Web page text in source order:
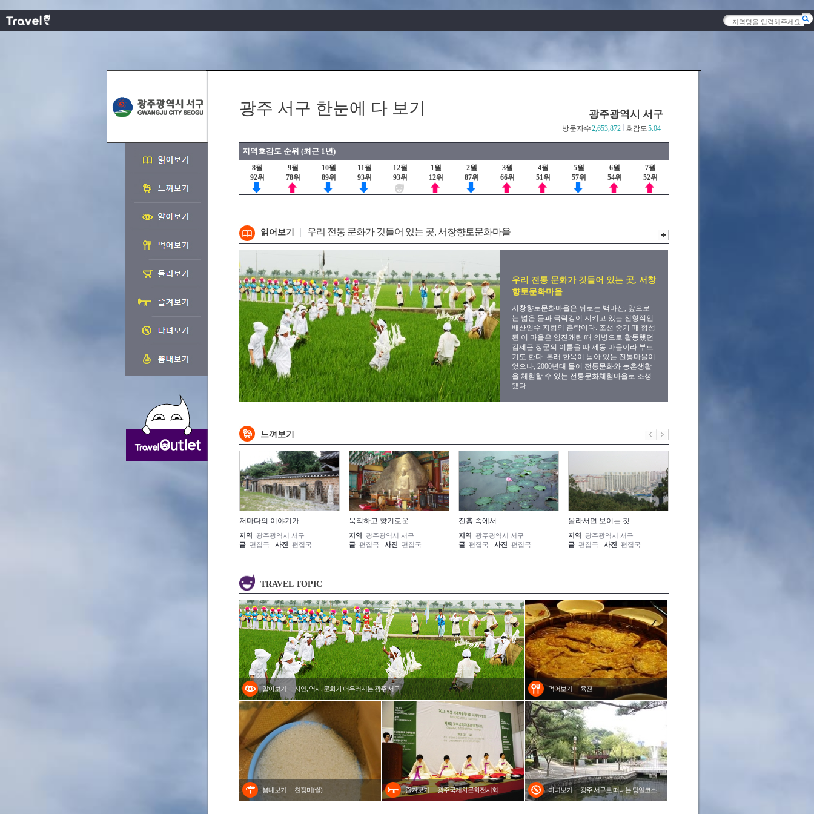
광주 서구 한눈에 다 보기 광주광역시 서구
호감도5.04
방문자수2,653,872
지역호감도 순위 (최근 1년)
8월
92위
9월
78위
10월
89위
11월
93위
12월
93위
1월
12위
2월
87위
3월
66위
4월
51위
5월
57위
6월
54위
7월
52위
읽어보기 우리 전통 문화가 깃들어 있는 곳, 서창향토문화마을
우리 전통 문화가 깃들어 있는 곳, 서창
향토문화마을
서창향토문화마을은 뒤로는 백마산, 앞으로
는 넓은 들과 극락강이 지키고 있는 전형적인
배산임수 지형의 촌락이다. 조선 중기 때 형성
된 이 마을은 임진왜란 때 의병으로 활동했던
김세근 장군의 이름을 따 세동 마을이라 부르
기도 한다. 본래 한옥이 남아 있는 전통마을이
었으나, 2000년대 들어 전통문화와 농촌생활
을 체험할 수 있는 전통문화체험마을로 조성
됐다.
느껴보기
저마다의 이야기가
지역
광주광역시 서구
글 편집국 사진 편집국
묵직하고 향기로운
지역
광주광역시 서구
글 편집국 사진 편집국
진흙 속에서
지역
광주광역시 서구
글 편집국 사진 편집국
올라서면 보이는 것
지역
광주광역시 서구
글 편집국 사진 편집국
TRAVEL TOPIC
알아보기 자연, 역사, 문화가 어우러지는 광주 서구 먹어보기 육전
즐겨보기 광주국제차문화전시회
뽐내보기 친정미(쌀) 다녀보기 광주 서구로 떠나는 당일코스